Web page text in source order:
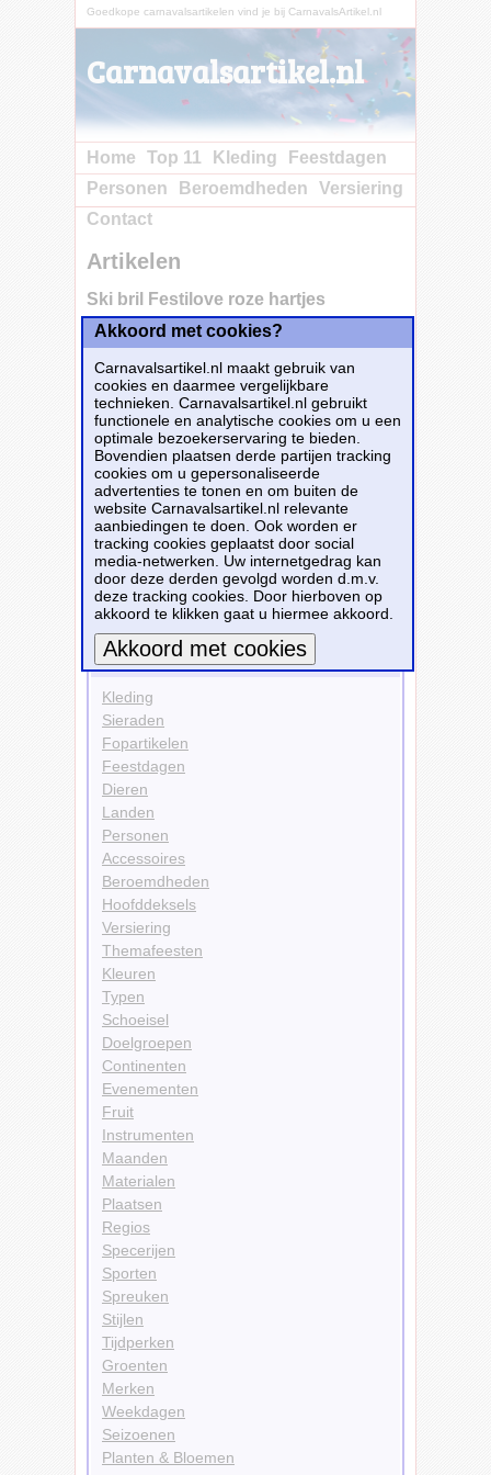
Goedkope carnavalsartikelen vind je bij CarnavalsArtikel.nl
Carnavalsartikel.nl
Home Top 11 Kleding
Feestdagen
Personen
Beroemdheden
Versiering
Contact
Artikelen
Ski bril Festilove roze hartjes
Koop nu bij
e-Carnavalskleding.nl voor slechts€ 7.85!
Dit carnavalsartikelSki bril Festilove roze
hartjesis te bestellen bijE-
Carnavalskleding.nlvoor€ 7,85.
Bestellen
Accessoires
Brillen
Kleuren
Roze
Bekijk alle carnavalsartikelen
Carnavalsartikelen
Kleding
Sieraden
Fopartikelen
Feestdagen
Dieren
Landen
Personen
Accessoires
Beroemdheden
Hoofddeksels
Versiering
Themafeesten
Kleuren
Typen
Schoeisel
Doelgroepen
Continenten
Evenementen
Fruit
Instrumenten
Maanden
Materialen
Plaatsen
Regios
Specerijen
Sporten
Spreuken
Stijlen
Tijdperken
Groenten
Merken
Weekdagen
Seizoenen
Planten & Bloemen
Akkoord met cookies?
Carnavalsartikel.nl maakt gebruik van
cookies en daarmee vergelijkbare
technieken. Carnavalsartikel.nl gebruikt
functionele en analytische cookies om u een
optimale bezoekerservaring te bieden.
Bovendien plaatsen derde partijen tracking
cookies om u gepersonaliseerde
advertenties te tonen en om buiten de
website Carnavalsartikel.nl relevante
aanbiedingen te doen. Ook worden er
tracking cookies geplaatst door social
media-netwerken. Uw internetgedrag kan
door deze derden gevolgd worden d.m.v.
deze tracking cookies. Door hierboven op
akkoord te klikken gaat u hiermee akkoord.